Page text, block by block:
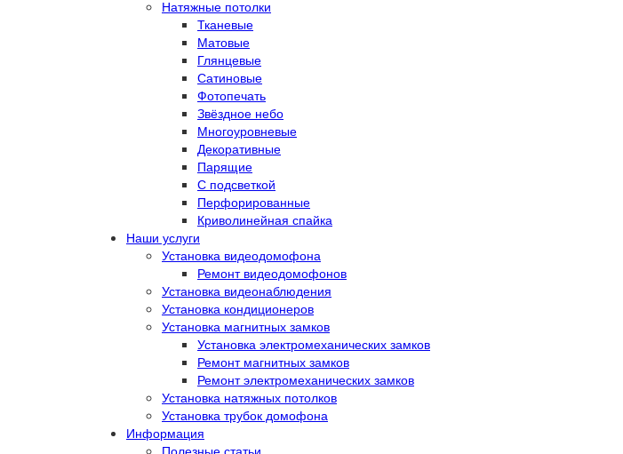
Натяжные потолки
Тканевые
Матовые
Глянцевые
Сатиновые
Фотопечать
Звёздное небо
Многоуровневые
Декоративные
Парящие
С подсветкой
Перфорированные
Криволинейная спайка
Наши услуги
Установка видеодомофона
Ремонт видеодомофонов
Установка видеонаблюдения
Установка кондиционеров
Установка магнитных замков
Установка электромеханических замков
Ремонт магнитных замков
Ремонт электромеханических замков
Установка натяжных потолков
Установка трубок домофона
Информация
Полезные статьи